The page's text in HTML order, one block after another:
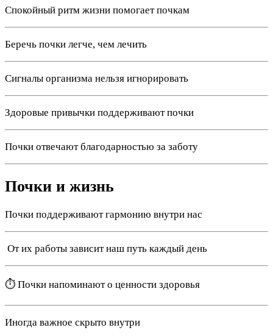
Спокойный ритм жизни помогает почкам
Беречь почки легче, чем лечить
Сигналы организма нельзя игнорировать
Здоровые привычки поддерживают почки
Почки отвечают благодарностью за заботу
Почки и жизнь
Почки поддерживают гармонию внутри нас
️ От их работы зависит наш путь каждый день
⏱️ Почки напоминают о ценности здоровья
Иногда важное скрыто внутри